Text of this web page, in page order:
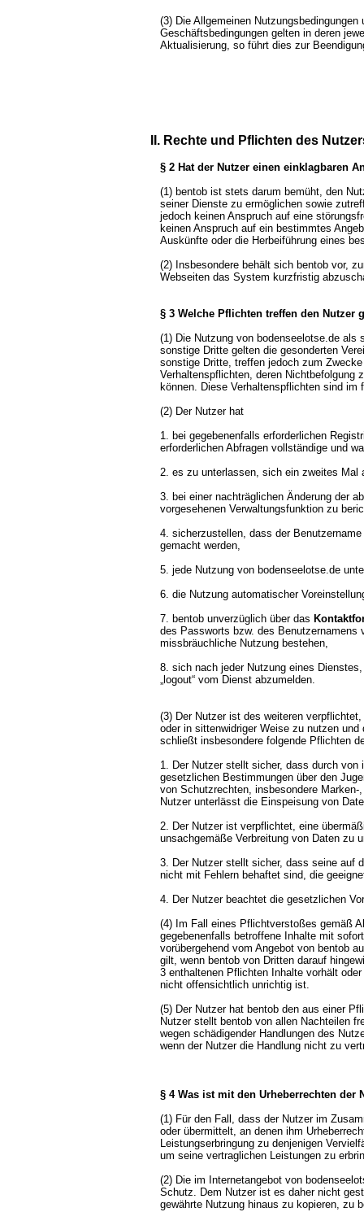
(3) Die Allgemeinen
Geschäftsbedingungen gelten in deren
Aktualisierung, so führt dies zur
II. Rechte und Pflichten des
§ 2 Hat der Nutzer einen einklagbaren
(1) bentob ist stets darum bemüht, den
seiner Dienste zu ermöglichen sowie
jedoch keinen Anspruch auf eine
keinen Anspruch auf ein bestimmtes
Auskünfte oder die Herbeiführung eines
(2) Insbesondere behält sich bentob vor,
Webseiten das System kurzfristig
§ 3 Welche Pflichten treffen den Nutzer
(1) Die Nutzung von bodenseelotse.de als
sonstige Dritte gelten die gesonderten
sonstige Dritte, treffen jedoch zum
Verhaltenspflichten, deren Nichtbefolgung
können. Diese Verhaltenspflichten sind im
(2) Der Nutzer hat
1. bei gegebenenfalls erforderlichen
erforderlichen Abfragen vollständige und
2. es zu unterlassen, sich ein zweites Mal
3. bei einer nachträglichen Änderung der
vorgesehenen Verwaltungsfunktion zu
4. sicherzustellen, dass der
gemacht werden,
5. jede Nutzung von bodenseelotse.de
6. die Nutzung automatischer
7. bentob unverzüglich über das
des Passworts bzw. des Benutzernamens
missbräuchliche Nutzung bestehen,
8. sich nach jeder Nutzung eines
„logout“ vom Dienst abzumelden.
(3) Der Nutzer ist des weiteren
oder in sittenwidriger Weise zu nutzen
schließt insbesondere folgende Pflichten
1. Der Nutzer stellt sicher, dass durch
gesetzlichen Bestimmungen über den
von Schutzrechten, insbesondere
Nutzer unterlässt die Einspeisung von
2. Der Nutzer ist verpflichtet, eine
unsachgemäße Verbreitung von Daten zu
3. Der Nutzer stellt sicher, dass seine auf
nicht mit Fehlern behaftet sind, die
4. Der Nutzer beachtet die gesetzlichen
(4) Im Fall eines Pflichtverstoßes gemäß
gegebenenfalls betroffene Inhalte mit
vorübergehend vom Angebot von bentob
gilt, wenn bentob von Dritten darauf
3 enthaltenen Pflichten Inhalte vorhält
nicht offensichtlich unrichtig ist.
(5) Der Nutzer hat bentob den aus einer
Nutzer stellt bentob von allen Nachteilen
wegen schädigender Handlungen des
wenn der Nutzer die Handlung nicht zu
§ 4 Was ist mit den Urheberrechten der
(1) Für den Fall, dass der Nutzer im
oder übermittelt, an denen ihm
Leistungserbringung zu denjenigen
um seine vertraglichen Leistungen zu
(2) Die im Internetangebot von
Schutz. Dem Nutzer ist es daher nicht
gewährte Nutzung hinaus zu kopieren, zu